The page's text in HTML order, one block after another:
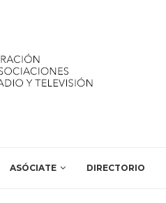
ASÓCIATE DIRECTORIO